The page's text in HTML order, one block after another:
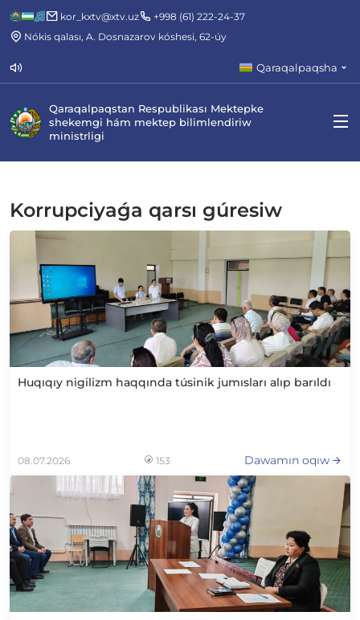
kor_kxtv@xtv.uz
+998 (61) 222-24-37
Nókis qalası, A. Dosnazarov kóshesi, 62-úy
Qaraqalpaqsha
Qaraqalpaqstan Respublikası Mektepke
shekemgi hám mektep bilimlendiriw
ministrligi
Korrupciyaǵa qarsı gúresiw
Huqıqıy nigilizm haqqında túsinik jumısları alıp barıldı
08.07.2026 153 Dawamın oqıw